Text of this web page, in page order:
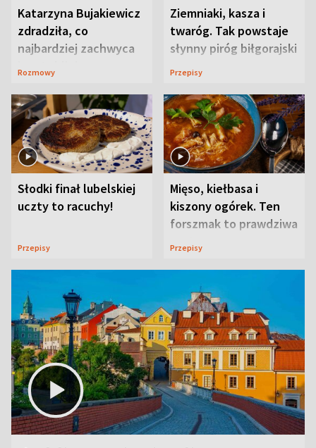
Katarzyna Bujakiewicz
zdradziła, co
najbardziej zachwyca
ją w Lublinie
Rozmowy
Ziemniaki, kasza i
twaróg. Tak powstaje
słynny piróg biłgorajski
Przepisy
Słodki finał lubelskiej
uczty to racuchy!
Przepisy
Mięso, kiełbasa i
kiszony ogórek. Ten
forszmak to prawdziwa
uczta
Przepisy